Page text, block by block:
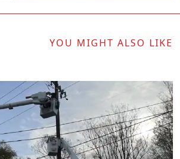
YOU MIGHT ALSO LIKE